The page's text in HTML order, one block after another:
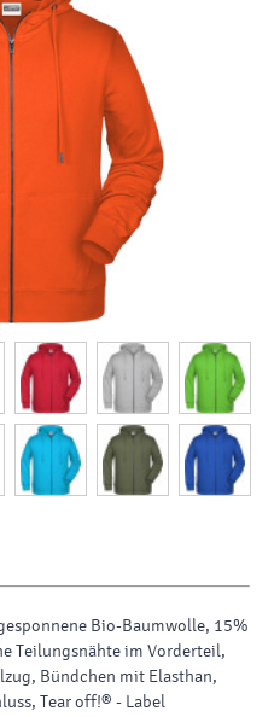
Bio-Baumwolle, 15%
Teilungsnähte im Vorderteil,
Bündchen mit Elasthan,
Tear off!® - Label